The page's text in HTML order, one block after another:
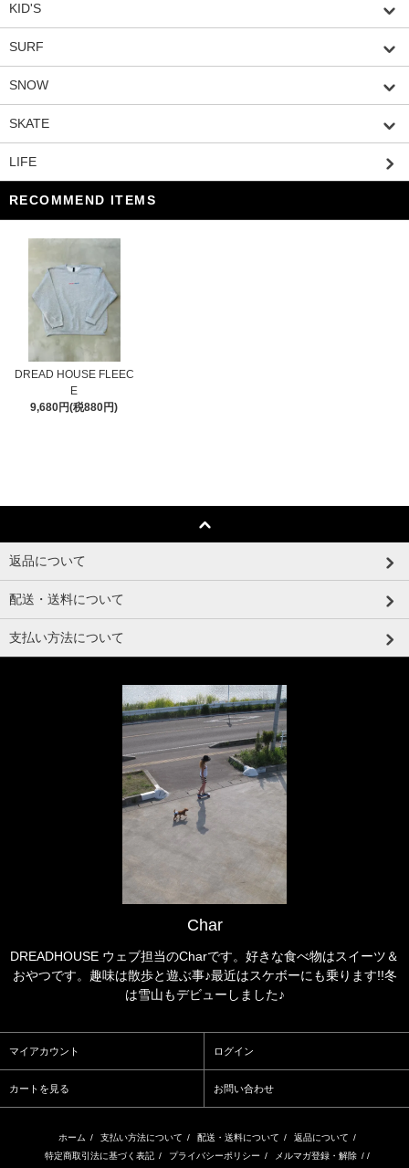
KID'S
SURF
SNOW
SKATE
LIFE
RECOMMEND ITEMS
DREAD HOUSE FLEEC
E
9,680円(税880円)
返品について
配送・送料について
支払い方法について
Char
DREADHOUSE ウェブ担当のCharです。好きな食べ物はスイーツ＆
おやつです。趣味は散歩と遊ぶ事♪最近はスケボーにも乗ります!!冬
は雪山もデビューしました♪
マイアカウント ログイン
カートを見る お問い合わせ
ホーム / 支払い方法について / 配送・送料について / 返品について /
特定商取引法に基づく表記 / プライバシーポリシー / メルマガ登録・解除 / /